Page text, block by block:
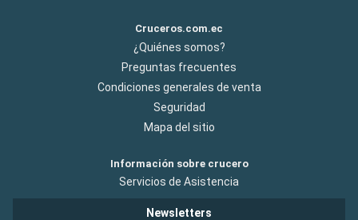
Cruceros.com.ec
¿Quiénes somos?
Preguntas frecuentes
Condiciones generales de venta
Seguridad
Mapa del sitio
Información sobre crucero
Servicios de Asistencia
Newsletters